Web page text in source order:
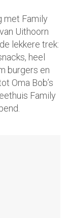
met Family
Uithoorn
lekkere trek:
heel
burgers en
Oma Bob’s
Family